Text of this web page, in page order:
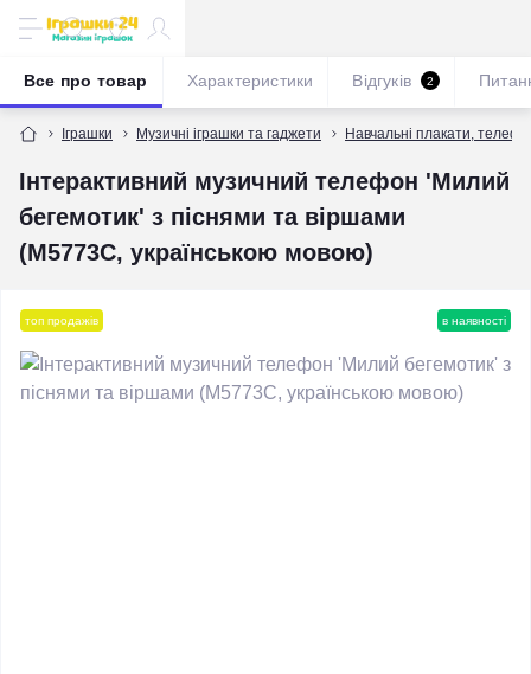
Іграшки Музичні іграшки та гаджети Навчальні плакати,
Інтерактивний музичний телефон 'Милий
бегемотик' з піснями та віршами
(M5773C, українською мовою)
Все про товар Характеристики Відгуків 2
топ продажів в наявності